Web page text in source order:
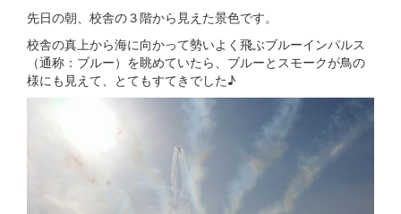
先日の朝、校舎の３階から見えた景色です。
校舎の真上から海に向かって勢いよく飛ぶブルーインパルス
（通称：ブルー）を眺めていたら、ブルーとスモークが鳥の
様にも見えて、とてもすてきでした♪